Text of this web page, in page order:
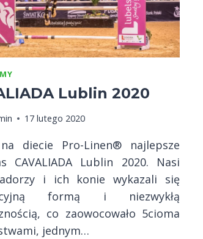
Lublin 2020
17 lutego 2020
diecie Pro-Linen®️ najlepsze
CAVALIADA Lublin 2020. Nasi
i ich konie wykazali się
formą i niezwykłą
co zaowocowało 5cioma
jednym…